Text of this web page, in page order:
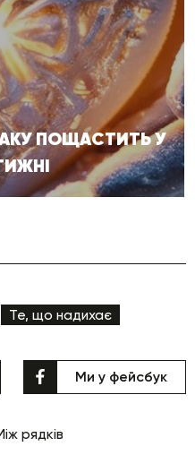
ПОЩАСТИТЬ У
Те, що надихає
рядків
Ми у фейсбук